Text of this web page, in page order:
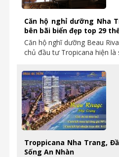
Căn hộ nghỉ dưỡng Nha
bên bãi biển đẹp top 29
Căn hộ nghĩ dưỡng Beau
chủ đầu tư Tropicana hiện
Troppicana Nha Trang,
Sống An Nhàn